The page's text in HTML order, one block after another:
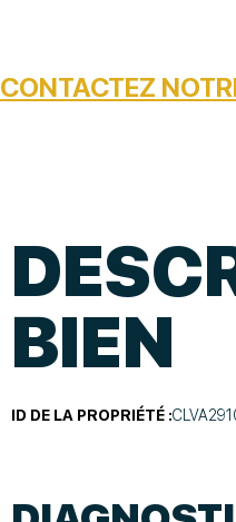
CONTACTEZ
BIEN
ID DE LA PROPRIÉTÉ :